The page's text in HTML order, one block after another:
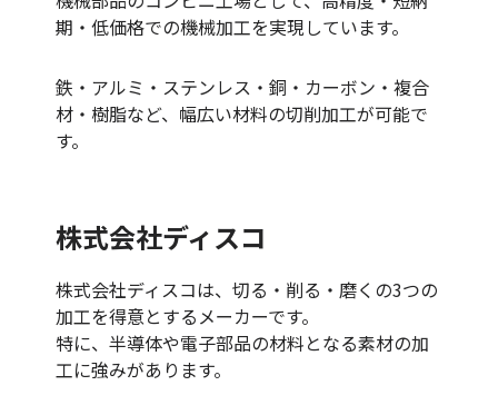
期・低価格での機械加工を実現しています。
鉄・アルミ・ステンレス・銅・カーボン・複合
材・樹脂など、幅広い材料の切削加工が可能で
す。
株式会社ディスコ
株式会社ディスコは、切る・削る・磨くの3つの
加工を得意とするメーカーです。
特に、半導体や電子部品の材料となる素材の加
工に強みがあります。